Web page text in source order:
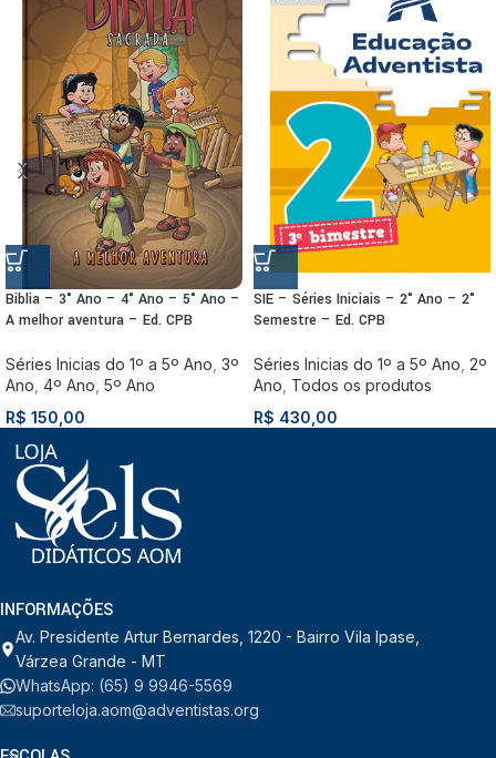
Biblia – 3° Ano – 4° Ano – 5° Ano –
A melhor aventura – Ed. CPB
Séries Inicias do 1º a 5º Ano 3º
Ano 4º Ano 5º Ano
R$ 150,00
SIE – Séries Iniciais – 2° Ano – 2°
Semestre – Ed. CPB
Séries Inicias do 1º a 5º Ano 2º
Ano Todos os produtos
R$ 430,00
INFORMAÇÕES
Av. Presidente Artur Bernardes, 1220 - Bairro Vila Ipase,
Várzea Grande - MT
WhatsApp: (65) 9 9946-5569
suporteloja.aom@adventistas.org